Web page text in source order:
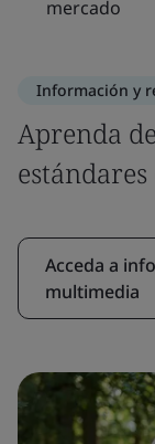
mercado
Información y
Aprenda
Acceda a
multimedia